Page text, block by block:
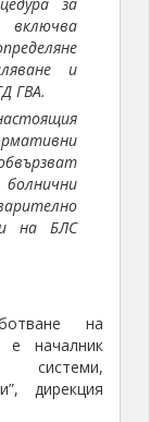
включва
и
ГВА.
на БЛС
на
е началник
системи,
дирекция